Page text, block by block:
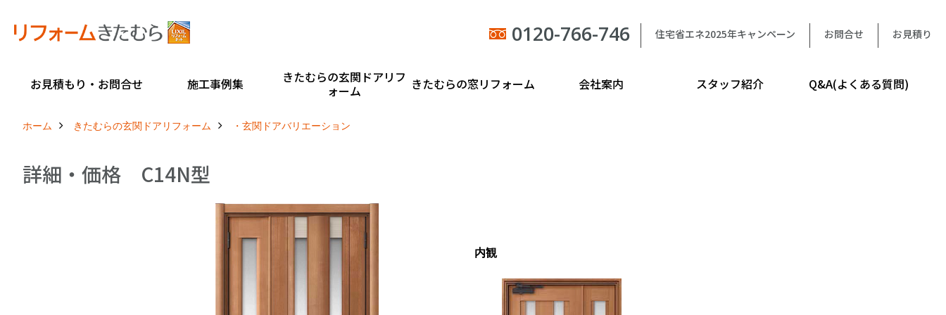
0120-766-746 住宅省エネ2025年キャンペーン お問合せ お見積り
お見積もり・お問合せ 施工事例集
きたむらの玄関ドアリフ
ォーム
きたむらの窓リフォーム 会社案内 スタッフ紹介 Q&A(よくある質問)
ホーム きたむらの玄関ドアリフォーム ・玄関ドアバリエーション
詳細・価格 C14N型
内観